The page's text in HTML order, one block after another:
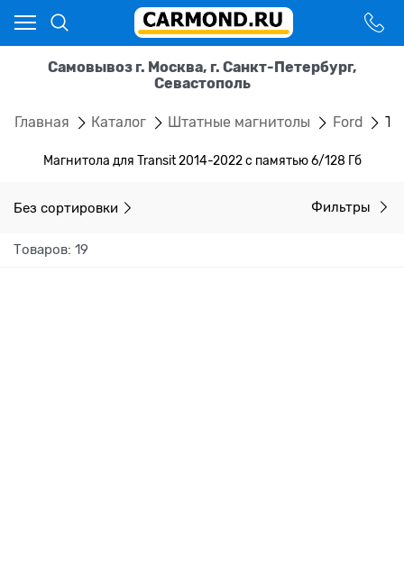
Самовывоз г. Москва, г. Санкт-Петербург,
Севастополь
Главная Каталог Штатные магнитолы Ford
Магнитола для Transit 2014-2022 с памятью 6/128 Гб
Без сортировки Фильтры
Товаров: 19